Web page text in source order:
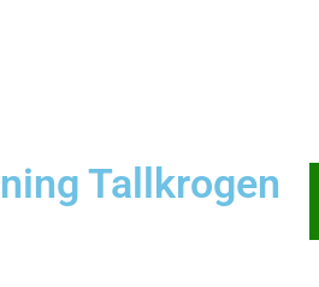
Tallkrogen